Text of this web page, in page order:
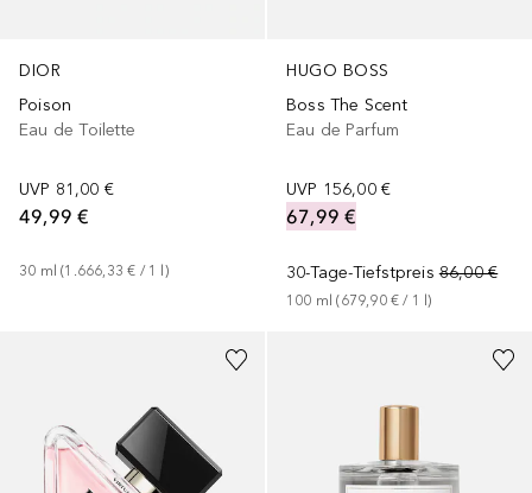
DIOR
Poison
Eau de Toilette
UVP 81,00 €
49,99 €
30 ml (1.666,33 € / 1 )
HUGO BOSS
Boss The Scent
Eau de Parfum
UVP 156,00 €
67,99 €
30-Tage-Tiefstpreis 86,00 €
100 ml (679,90 € / 1 l)
2 Größen